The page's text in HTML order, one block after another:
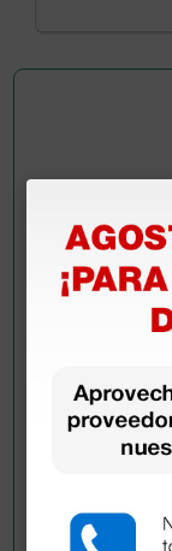
Pregúntale a
¿Todavía
Envía ahora
han adquirido